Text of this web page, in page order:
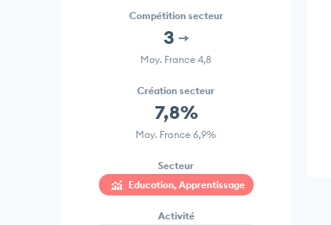
Compétition secteur
3
Moy. France 4,8
Création secteur
7,8%
Moy. France 6,9%
Secteur
Education, Apprentissage
Activité